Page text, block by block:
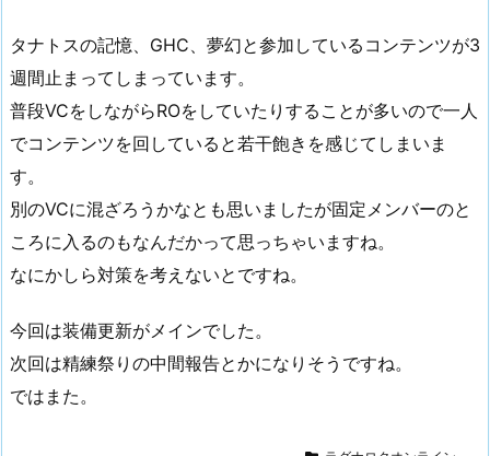
タナトスの記憶、GHC、夢幻と参加しているコンテンツが3
週間止まってしまっています。
普段VCをしながらROをしていたりすることが多いので一人
でコンテンツを回していると若干飽きを感じてしまいま
す。
別のVCに混ざろうかなとも思いましたが固定メンバーのと
ころに入るのもなんだかって思っちゃいますね。
なにかしら対策を考えないとですね。
今回は装備更新がメインでした。
次回は精練祭りの中間報告とかになりそうですね。
ではまた。